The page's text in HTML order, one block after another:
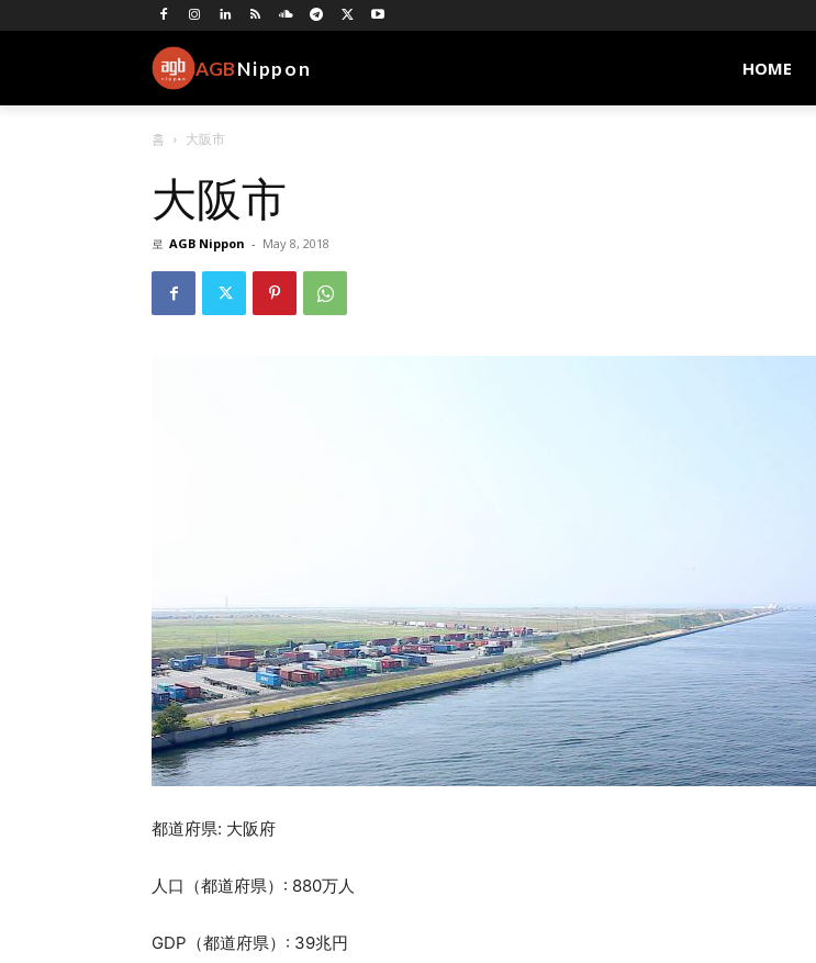
AGBNippon HOME
홈 大阪市
大阪市
로 AGB Nippon - May 8, 2018
都道府県: 大阪府
人口（都道府県）: 880万人
GDP（都道府県）: 39兆円